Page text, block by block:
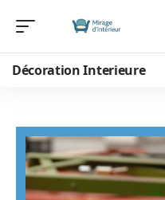
Décoration Interieure